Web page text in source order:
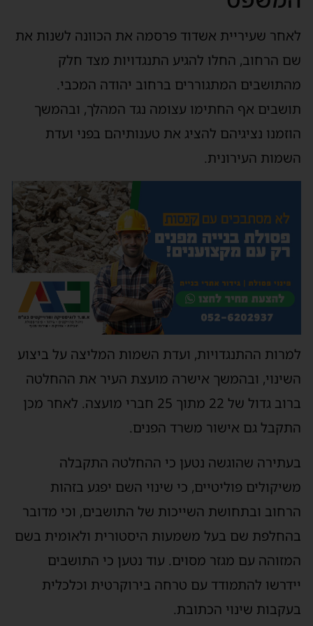
שעיריית אשדוד פרסמה את הכוונה לשנות את
הרחוב, החלו להגיע התנגדויות מצד חלק
המתגוררים ברחוב יהודה המכבי.
אף החתימו עצומה נגד המהלך, ובהמשך
נציגיהם להציג את טענותיהם בפני ועדת
העירונית.
ההתנגדויות, ועדת השמות המליצה על ביצוע
ובהמשך אישרה מועצת העיר את ההחלטה
ברוב גדול של 22 מתוך 25 חברי מועצה. לאחר מכן
גם אישור משרד הפנים.
שהוגשה נטען כי ההחלטה התקבלה
פוליטיים, כי שינוי השם יפגע בזהות
ובתחושת השייכות של התושבים, וכי מדובר
שם בעל משמעות היסטורית ולאומית בשם
עם מגזר מסוים. עוד נטען כי התושבים
להתמודד עם טרחה בירוקרטית וכלכלית
שינוי הכתובת.